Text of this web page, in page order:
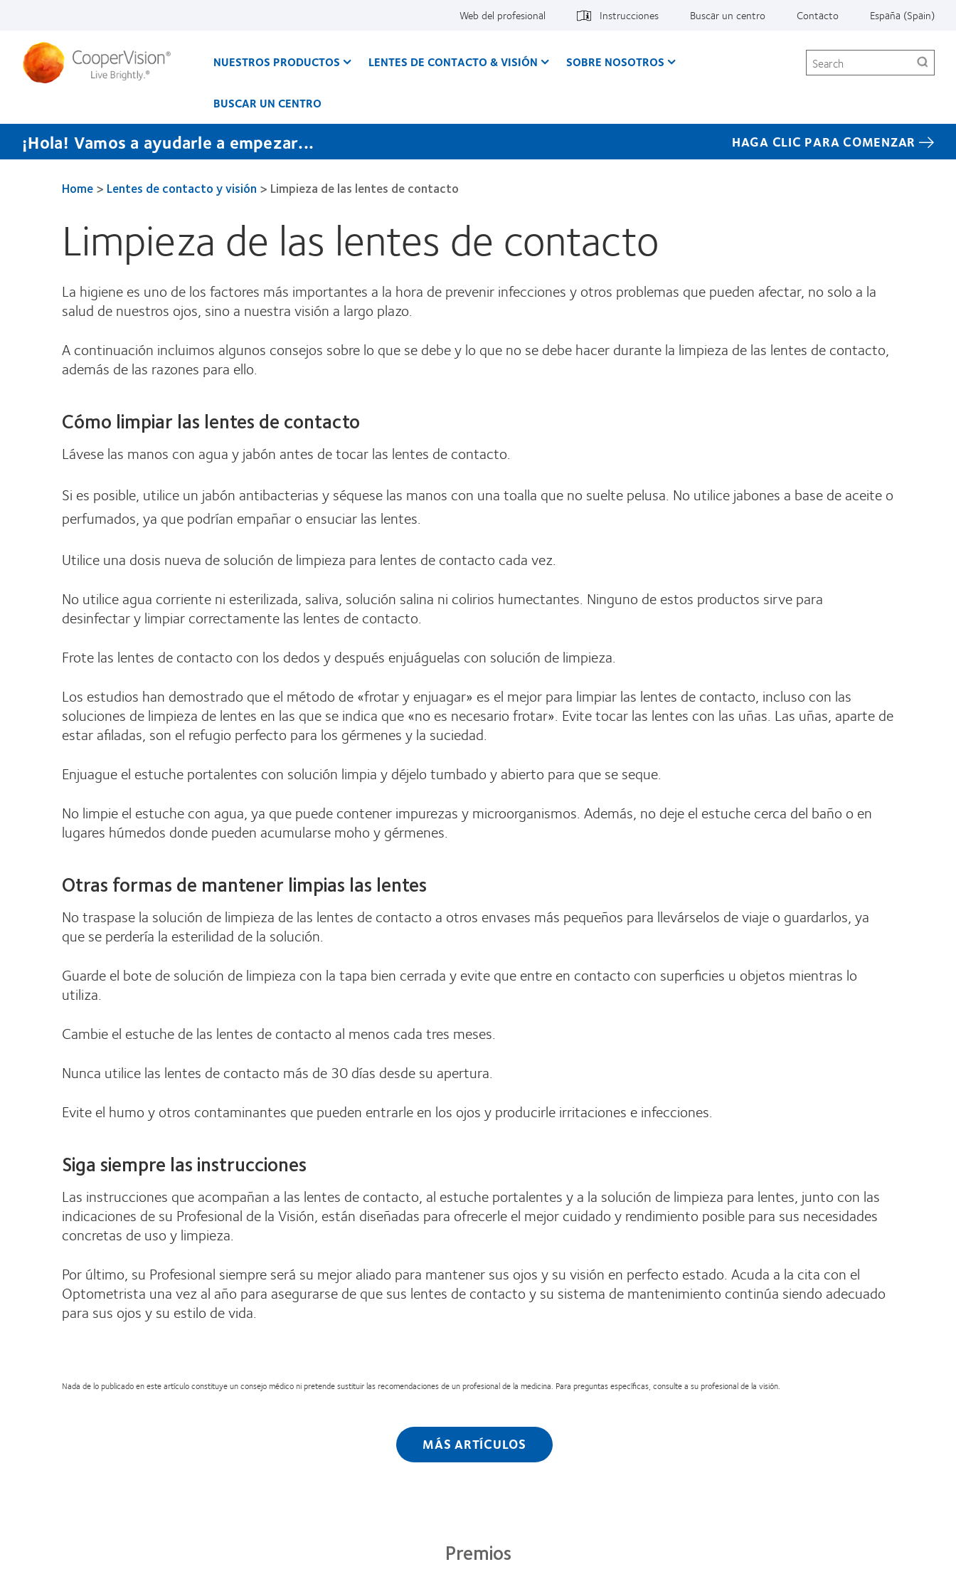
principal
Web del profesional Instrucciones Buscar un centro Contacto España (Spain)
NUESTROS PRODUCTOS LENTES DE CONTACTO & VISIÓN SOBRE NOSOTROS
BUSCAR UN CENTRO
Search
¡Hola! Vamos a ayudarle a empezar... HAGA CLIC PARA COMENZAR
Home> Lentes de contacto y visión > Limpieza de las lentes de contacto
Limpieza de las lentes de contacto
La higiene es uno de los factores más importantes a la hora de prevenir infecciones y otros problemas que pueden afectar, no solo a la
salud de nuestros ojos, sino a nuestra visión a largo plazo.
A continuación incluimos algunos consejos sobre lo que se debe y lo que no se debe hacer durante la limpieza de las lentes de contacto,
además de las razones para ello.
Cómo limpiar las lentes de contacto
Lávese las manos con agua y jabón antes de tocar las lentes de contacto.
Si es posible, utilice un jabón antibacterias y séquese las manos con una toalla que no suelte pelusa. No utilice jabones a base de aceite o
perfumados, ya que podrían empañar o ensuciar las lentes.
Utilice una dosis nueva de solución de limpieza para lentes de contacto cada vez.
No utilice agua corriente ni esterilizada, saliva, solución salina ni colirios humectantes. Ninguno de estos productos sirve para
desinfectar y limpiar correctamente las lentes de contacto.
Frote las lentes de contacto con los dedos y después enjuáguelas con solución de limpieza.
Los estudios han demostrado que el método de «frotar y enjuagar» es el mejor para limpiar las lentes de contacto, incluso con las
soluciones de limpieza de lentes en las que se indica que «no es necesario frotar». Evite tocar las lentes con las uñas. Las uñas, aparte de
estar afiladas, son el refugio perfecto para los gérmenes y la suciedad.
Enjuague el estuche portalentes con solución limpia y déjelo tumbado y abierto para que se seque.
No limpie el estuche con agua, ya que puede contener impurezas y microorganismos. Además, no deje el estuche cerca del baño o en
lugares húmedos donde pueden acumularse moho y gérmenes.
Otras formas de mantener limpias las lentes
No traspase la solución de limpieza de las lentes de contacto a otros envases más pequeños para llevárselos de viaje o guardarlos, ya
que se perdería la esterilidad de la solución.
Guarde el bote de solución de limpieza con la tapa bien cerrada y evite que entre en contacto con superficies u objetos mientras lo
utiliza.
Cambie el estuche de las lentes de contacto al menos cada tres meses.
Nunca utilice las lentes de contacto más de 30 días desde su apertura.
Evite el humo y otros contaminantes que pueden entrarle en los ojos y producirle irritaciones e infecciones.
Siga siempre las instrucciones
Las instrucciones que acompañan a las lentes de contacto, al estuche portalentes y a la solución de limpieza para lentes, junto con las
indicaciones de su Profesional de la Visión, están diseñadas para ofrecerle el mejor cuidado y rendimiento posible para sus necesidades
concretas de uso y limpieza.
Por último, su Profesional siempre será su mejor aliado para mantener sus ojos y su visión en perfecto estado. Acuda a la cita con el
Optometrista una vez al año para asegurarse de que sus lentes de contacto y su sistema de mantenimiento continúa siendo adecuado
para sus ojos y su estilo de vida.
Nada de lo publicado en este artículo constituye un consejo médico ni pretende sustituir las recomendaciones de un profesional de la medicina. Para preguntas específicas, consulte a su profesional de la visión.
MÁS ARTÍCULOS
Premios